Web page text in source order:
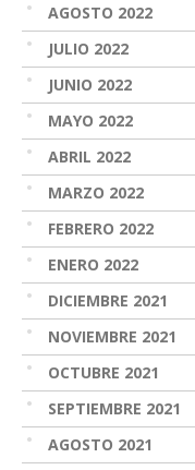
AGOSTO 2022
JULIO 2022
JUNIO 2022
MAYO 2022
ABRIL 2022
MARZO 2022
FEBRERO 2022
ENERO 2022
DICIEMBRE 2021
NOVIEMBRE 2021
OCTUBRE 2021
SEPTIEMBRE 2021
AGOSTO 2021